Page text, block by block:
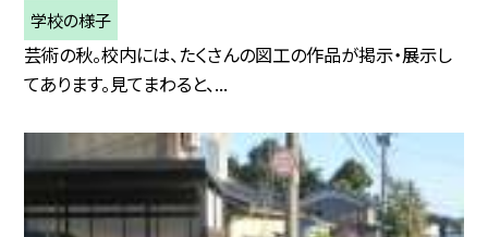
学校の様子
芸術の秋。校内には、たくさんの図工の作品が掲示・展示し
てあります。見てまわると、...